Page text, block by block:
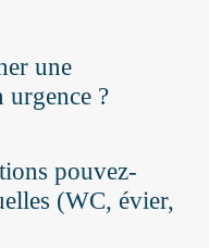
une
urgence ?
pouvez-
(WC, évier,